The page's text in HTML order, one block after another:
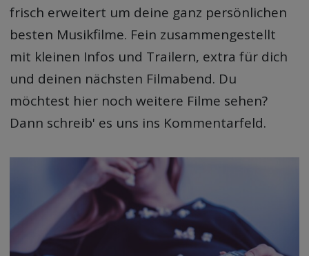
frisch erweitert um deine ganz persönlichen
besten Musikfilme. Fein zusammengestellt
mit kleinen Infos und Trailern, extra für dich
und deinen nächsten Filmabend. Du
möchtest hier noch weitere Filme sehen?
Dann schreib' es uns ins Kommentarfeld.